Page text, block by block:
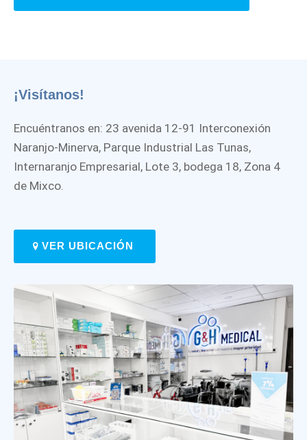
¡Visítanos!
Encuéntranos en: 23 avenida 12-91 Interconexión
Naranjo-Minerva, Parque Industrial Las Tunas,
Internaranjo Empresarial, Lote 3, bodega 18, Zona 4
de Mixco.
VER UBICACIÓN